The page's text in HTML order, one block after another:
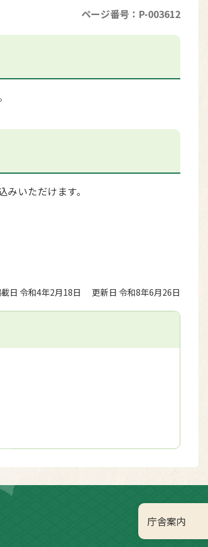
ページ番号：P-003612
いただけます。
日 令和4年2月18日 更新日 令和8年6月26日
庁舎案内